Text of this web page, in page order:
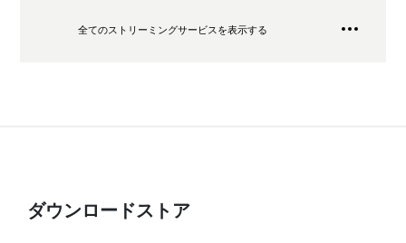
全てのストリーミングサービスを表示する
ダウンロードストア